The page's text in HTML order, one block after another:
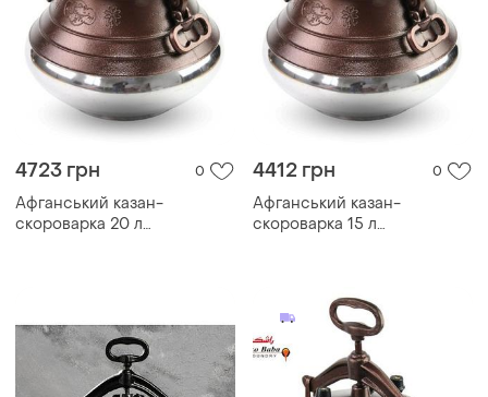
4723 грн 0
Афганський казан-
скороварка 20 л
4412 грн 0
Афганський казан-
скороварка 15 л